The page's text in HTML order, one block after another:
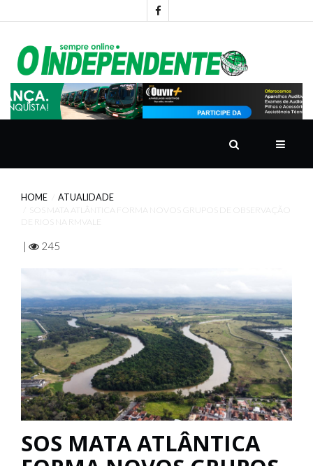
HOME
WHATS
CONTATO
SOS MATA ATLÂNTICA FORMA NOVOS GRUPOS DE OBSERVAÇÃO